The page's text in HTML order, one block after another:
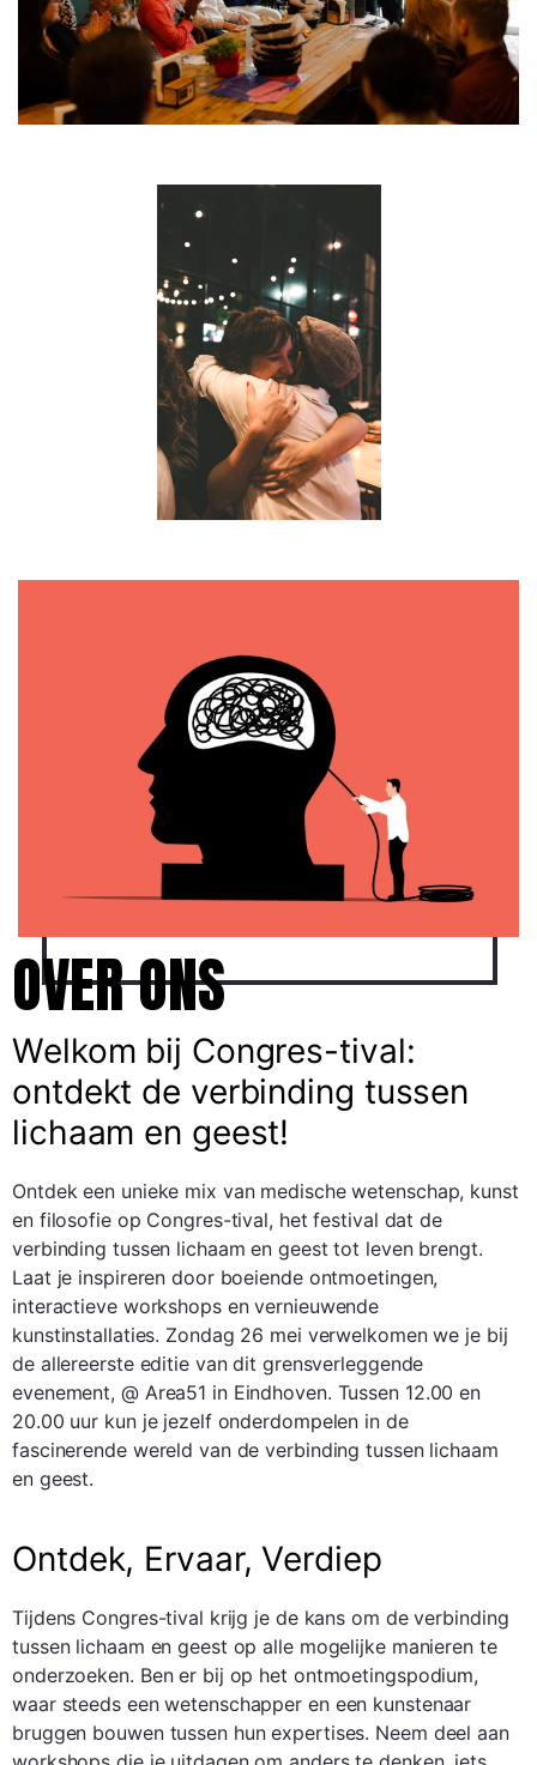
OVER ONS
Welkom bij Congres-tival:
ontdekt de verbinding tussen
lichaam en geest!
Ontdek een unieke mix van medische wetenschap, kunst
en filosofie op Congres-tival, het festival dat de
verbinding tussen lichaam en geest tot leven brengt.
Laat je inspireren door boeiende ontmoetingen,
interactieve workshops en vernieuwende
kunstinstallaties. Zondag 26 mei verwelkomen we je bij
de allereerste editie van dit grensverleggende
evenement, @ Area51 in Eindhoven. Tussen 12.00 en
20.00 uur kun je jezelf onderdompelen in de
fascinerende wereld van de verbinding tussen lichaam
en geest.
Ontdek, Ervaar, Verdiep
Tijdens Congres-tival krijg je de kans om de verbinding
tussen lichaam en geest op alle mogelijke manieren te
onderzoeken. Ben er bij op het ontmoetingspodium,
waar steeds een wetenschapper en een kunstenaar
bruggen bouwen tussen hun expertises. Neem deel aan